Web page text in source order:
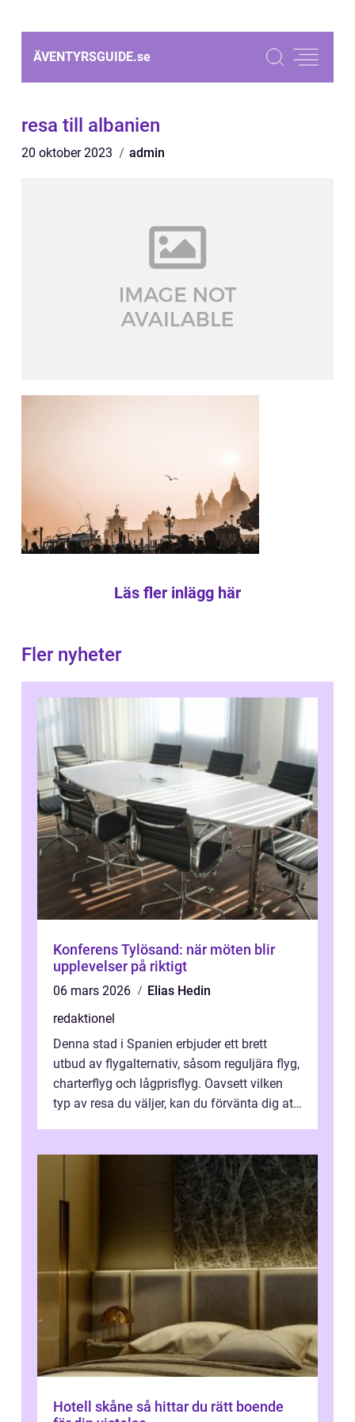
ÄVENTYRSGUIDE.se
resa till albanien
20 oktober 2023 admin
Läs fler inlägg här
Fler nyheter
Konferens Tylösand: när möten blir
upplevelser på riktigt
06 mars 2026
Elias Hedin
redaktionel
Denna stad i Spanien erbjuder ett brett
utbud av flygalternativ, såsom reguljära flyg,
charterflyg och lågprisflyg. Oavsett vilken
typ av resa du väljer, kan du förvänta dig att
Hotell skåne så hittar du rätt boende